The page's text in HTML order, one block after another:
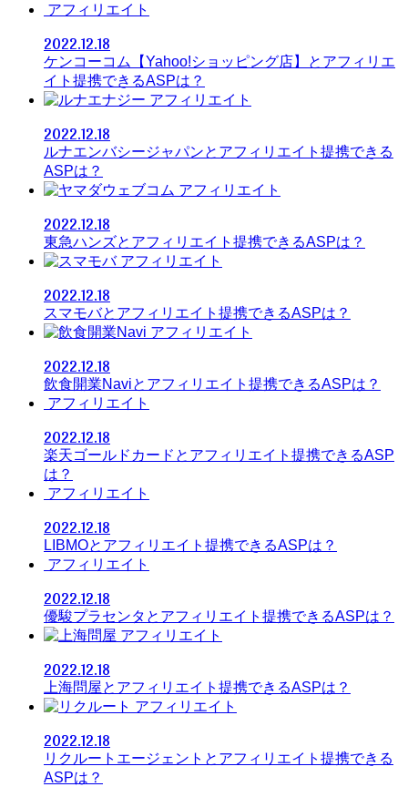
アフィリエイト
2022.12.18
ケンコーコム【Yahoo!ショッピング店】とアフィリエ
イト提携できるASPは？
アフィリエイト
2022.12.18
ルナエンバシージャパンとアフィリエイト提携できる
ASPは？
アフィリエイト
2022.12.18
東急ハンズとアフィリエイト提携できるASPは？
アフィリエイト
2022.12.18
スマモバとアフィリエイト提携できるASPは？
アフィリエイト
2022.12.18
飲食開業Naviとアフィリエイト提携できるASPは？
アフィリエイト
2022.12.18
楽天ゴールドカードとアフィリエイト提携できるASP
は？
アフィリエイト
2022.12.18
LIBMOとアフィリエイト提携できるASPは？
アフィリエイト
2022.12.18
優駿プラセンタとアフィリエイト提携できるASPは？
アフィリエイト
2022.12.18
上海問屋とアフィリエイト提携できるASPは？
アフィリエイト
2022.12.18
リクルートエージェントとアフィリエイト提携できる
ASPは？